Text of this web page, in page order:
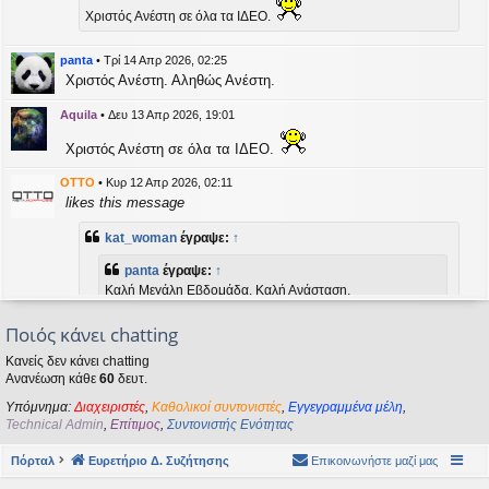
Χριστός Ανέστη σε όλα τα ΙΔΕΟ.
panta • Τρί 14 Απρ 2026, 02:25
Χριστός Ανέστη. Αληθώς Ανέστη.
Aquila • Δευ 13 Απρ 2026, 19:01
Χριστός Ανέστη σε όλα τα ΙΔΕΟ.
OTTO • Κυρ 12 Απρ 2026, 02:11
likes this message
kat_woman έγραψε: ↑
panta έγραψε: ↑
Καλή Μεγάλη Εβδομάδα. Καλή Ανάσταση.
Καλή Ανάσταση σε όλους!
kat_woman•Τετ 08 Απρ 2026, 14:21
pantaέγραψε:↑
Καλή Μεγάλη Εβδομάδα. Καλή Ανάσταση.
Καλή Ανάσταση σε όλους!
Ποιός κάνει chatting
Κανείς δεν κάνει chatting
Ανανέωση κάθε 60 δευτ.
Υπόμνημα: Διαχειριστές Καθολικοί συντονιστές Εγγεγραμμένα μέλη
Technical Admin Επίτιμος Συντονιστής Ενότητας
Πόρταλ Ευρετήριο Δ. Συζήτησης Επικοινωνήστε μαζί μας